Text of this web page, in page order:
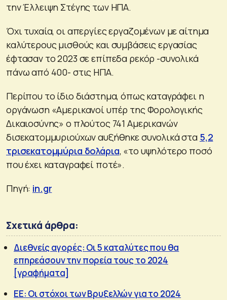
την Έλλειψη Στέγης των ΗΠΑ.
Όχι τυχαία, οι απεργίες εργαζομένων με αίτημα
καλύτερους μισθούς και συμβάσεις εργασίας
έφτασαν το 2023 σε επίπεδα ρεκόρ -συνολικά
πάνω από 400- στις ΗΠΑ.
Περίπου το ίδιο διάστημα, όπως καταγράφει η
οργάνωση «Αμερικανοί υπέρ της Φορολογικής
Δικαιοσύνης» ο πλούτος 741 Αμερικανών
δισεκατομμυριούχων αυξήθηκε συνολικά στα 5,2
τρισεκατομμύρια δολάρια, «το υψηλότερο ποσό
που έχει καταγραφεί ποτέ».
Πηγή: in.gr
Σχετικά άρθρα:
Διεθνείς αγορές: Οι 5 καταλύτες που θα
επηρεάσουν την πορεία τους το 2024
[γραφήματα]
ΕΕ: Οι στόχοι των Βρυξελλών για το 2024